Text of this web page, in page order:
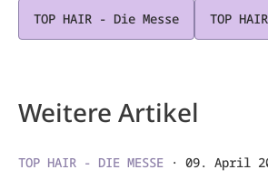
TOP HAIR - Die Messe TOP
Weitere Artikel
TOP HAIR - DIE MESSE · 09. April